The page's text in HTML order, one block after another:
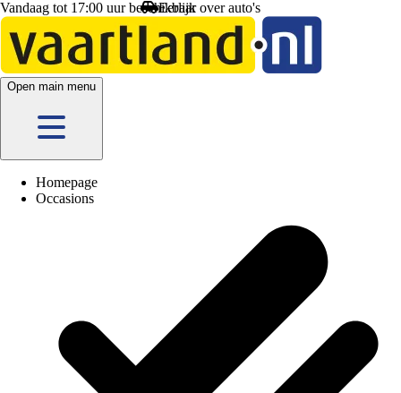
Vandaag tot 17:00 uur beschikbaar
Open main menu
Homepage
Occasions